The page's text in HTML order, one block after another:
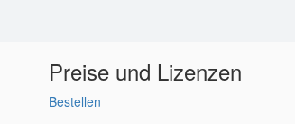
Preise und Lizenzen
Bestellen